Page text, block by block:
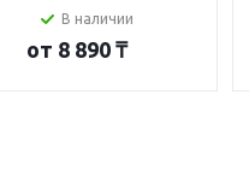
В наличии
от 8 890 ₸